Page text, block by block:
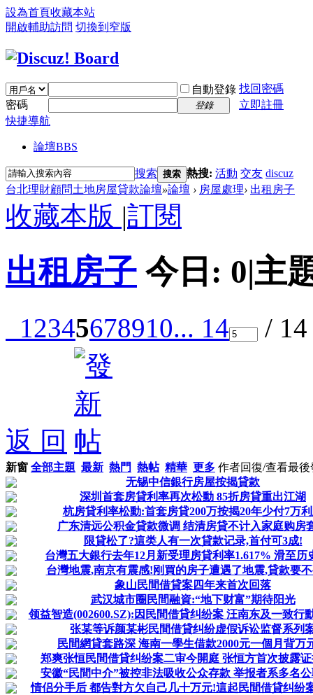
設為首頁收藏本站
開啟輔助訪問 切換到窄版
自動登錄 找回密碼
密碼
登錄
立即註冊
快捷導航
論壇BBS
搜索 搜索 熱搜: 活動 交友 discuz
台北理財顧問土地房屋貸款論壇»論壇 › 房屋處理› 出租房子
收藏本版 |訂閱
出租房子 今日: 0|主
12345678910... 14 /
返 回
新窗 全部主題 最新 熱門 熱帖 精華 更多 作者回復/查看最後
无锡中信銀行房屋按揭貸款
深圳首套房貸利率再次松動 85折房貸重出江湖
杭房貸利率松動:首套房貸200万按揭20年少付7万
广东清远公积金貸款微调 结清房貸不计入家庭购房
限貸松了?這类人有一次貸款记录,首付可3成!
台灣五大銀行去年12月新受理房貸利率1.617% 滑至历
台灣地震,南京有震感!刚買的房子遭遇了地震,貸款要
象山民間借貸案四年来首次回落
武汉城市圈民間融資:“地下财富”期待阳光
领益智造(002600.SZ):因民間借貸纠纷案 汪南东及一致行
张某等诉颜某彬民間借貸纠纷虚假诉讼监督系列
民間網貸套路深 海南一學生借款2000元一個月背万
郑爽张恒民間借貸纠纷案二审今開庭 张恒方首次披露
安徽“民間中介”被控非法吸收公众存款 举报者系多名
情侣分手后 都告對方欠自己几十万元!這起民間借貸纠纷